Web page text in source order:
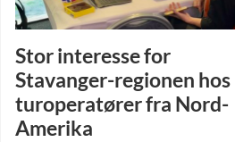
Stor interesse for
Stavanger-regionen hos
turoperatører fra Nord-
Amerika